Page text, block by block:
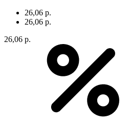
26,06 р.
26,06 р.
26,06 р.